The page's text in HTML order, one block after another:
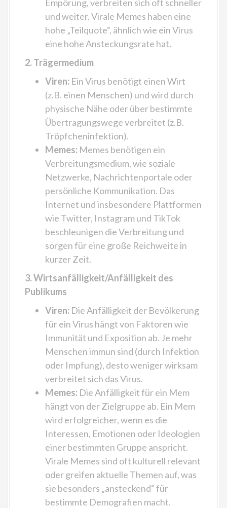
Empörung, verbreiten sich oft schneller
und weiter. Virale Memes haben eine
hohe „Teilquote“, ähnlich wie ein Virus
eine hohe Ansteckungsrate hat.
2. Trägermedium
Viren: Ein Virus benötigt einen Wirt
(z.B. einen Menschen) und wird durch
physische Nähe oder über bestimmte
Übertragungswege verbreitet (z.B.
Tröpfcheninfektion).
Memes: Memes benötigen ein
Verbreitungsmedium, wie soziale
Netzwerke, Nachrichtenportale oder
persönliche Kommunikation. Das
Internet und insbesondere Plattformen
wie Twitter, Instagram und TikTok
beschleunigen die Verbreitung und
sorgen für eine große Reichweite in
kurzer Zeit.
3. Wirtsanfälligkeit/Anfälligkeit des
Publikums
Viren: Die Anfälligkeit der Bevölkerung
für ein Virus hängt von Faktoren wie
Immunität und Exposition ab. Je mehr
Menschen immun sind (durch Infektion
oder Impfung), desto weniger wirksam
verbreitet sich das Virus.
Memes: Die Anfälligkeit für ein Mem
hängt von der Zielgruppe ab. Ein Mem
wird erfolgreicher, wenn es die
Interessen, Emotionen oder Ideologien
einer bestimmten Gruppe anspricht.
Virale Memes sind oft kulturell relevant
oder greifen aktuelle Themen auf, was
sie besonders „ansteckend“ für
bestimmte Demografien macht.